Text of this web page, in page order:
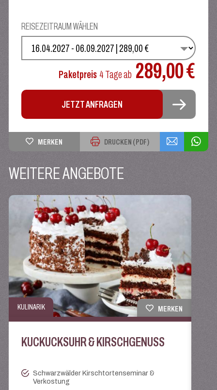
REISEZEITRAUM WÄHLEN
WÄHLEN SIE IHREN TERMIN
Paketpreis 4 Tageab 289,00 €
JETZT ANFRAGEN
MERKEN DRUCKEN (PDF)
WEITERE ANGEBOTE
KULINARIK MERKEN
KUCKUCKSUHR & KIRSCHGENUSS
Schwarzwälder Kirschtortenseminar &
Verkostung